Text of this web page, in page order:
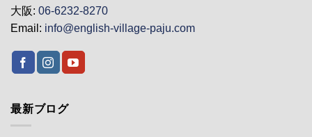
大阪: 06-6232-8270
Email: info@english-village-paju.com
最新ブログ